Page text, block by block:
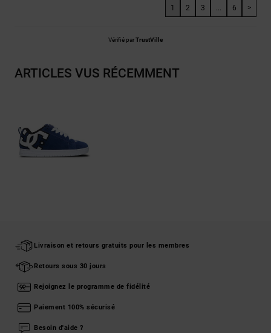
1 2 3 6 >
Vérifié parTrustVille
ARTICLES VUS RÉCEMMENT
Livraison et retours gratuits pour les membres
Retours sous 30 jours
Rejoignez le programme de fidélité
Paiement 100% sécurisé
Besoin d'aide ?